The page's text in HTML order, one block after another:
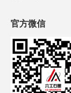
官方微信